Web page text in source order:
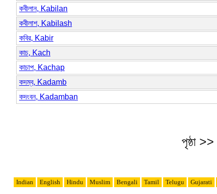
কবীলান, Kabilan
কবীলাশ, Kabilash
কবির, Kabir
কাচ, Kach
কাচাপ, Kachap
কদম্ব, Kadamb
কদংবন, Kadamban
পৃষ্ঠা >>
Indian English Hindu Muslim Bengali Tamil Telugu Gujarati